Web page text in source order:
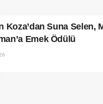
Koza’dan Suna Selen,
Emek Ödülü